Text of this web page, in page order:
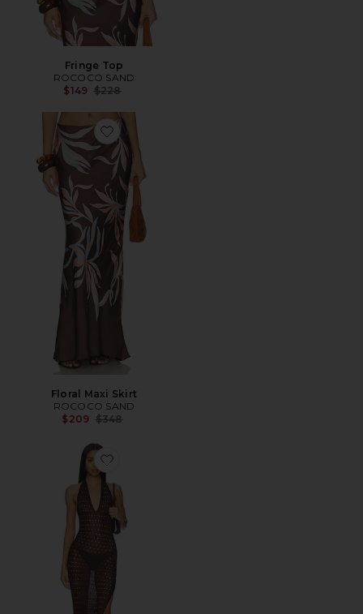
Fringe Top
ROCOCO SAND
$149 Previous price:
$228
Favorite Floral Maxi Skirt
Floral Maxi Skirt
ROCOCO SAND
$209 Previous price:
$348
Favorite Antonella Maxi Dress